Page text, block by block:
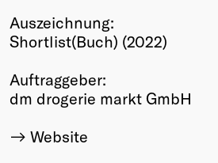
Winners
2026
Annual
Auszeichnung:
Shortlist(Buch) (2022)
Auftraggeber:
dm drogerie markt GmbH
Website